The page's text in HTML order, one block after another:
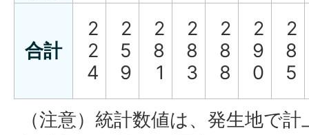
合計
2
2
4
2
5
9
2
8
1
2
8
3
2
8
8
2
9
0
2
8
5
（注意）統計数値は、発生地で